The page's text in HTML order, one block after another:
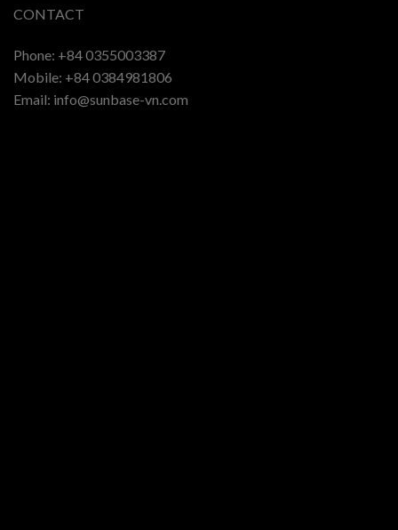
CONTACT
Phone: +84 0355003387
Mobile: +84 0384981806
Email: info@sunbase-vn.com